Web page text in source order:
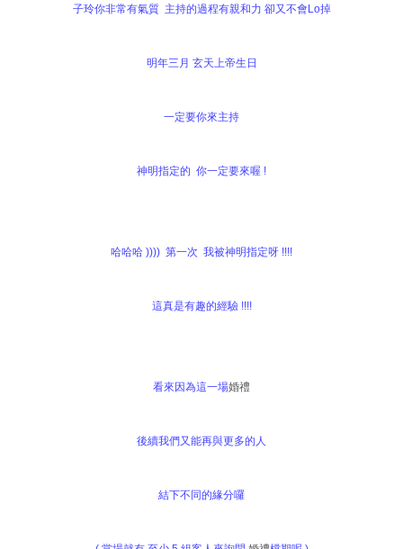
子玲你非常有氣質 主持的過程有親和力 卻又不會Lo掉
明年三月 玄天上帝生日
一定要你來主持
神明指定的 你一定要來喔 !
哈哈哈 )))) 第一次 我被神明指定呀 !!!!
這真是有趣的經驗 !!!!
看來因為這一場婚禮
後續我們又能再與更多的人
結下不同的緣分囉